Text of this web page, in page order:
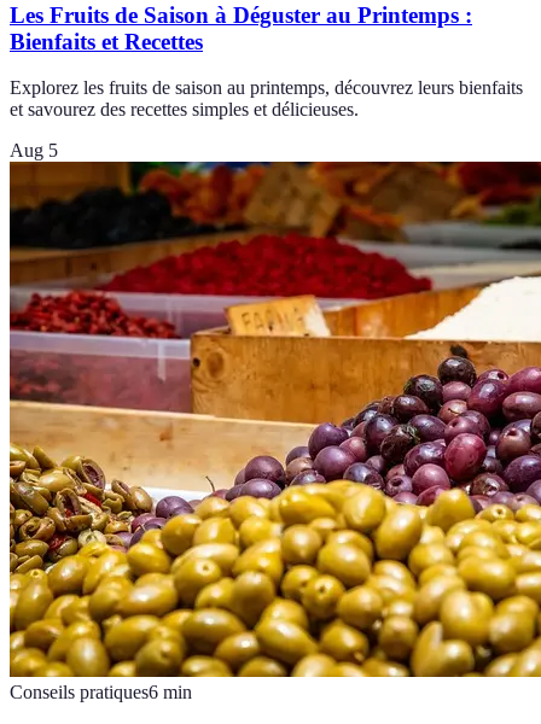
Les Fruits de Saison à Déguster au Printemps :
Bienfaits et Recettes
Explorez les fruits de saison au printemps, découvrez leurs bienfaits
et savourez des recettes simples et délicieuses.
Aug 5
Conseils pratiques6 min